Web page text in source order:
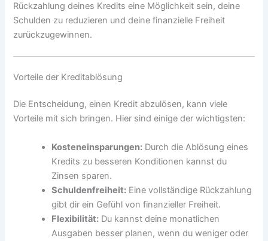
Rückzahlung deines Kredits eine Möglichkeit sein, deine
Schulden zu reduzieren und deine finanzielle Freiheit
zurückzugewinnen.
Vorteile der Kreditablösung
Die Entscheidung, einen Kredit abzulösen, kann viele
Vorteile mit sich bringen. Hier sind einige der wichtigsten:
Kosteneinsparungen: Durch die Ablösung eines
Kredits zu besseren Konditionen kannst du
Zinsen sparen.
Schuldenfreiheit: Eine vollständige Rückzahlung
gibt dir ein Gefühl von finanzieller Freiheit.
Flexibilität: Du kannst deine monatlichen
Ausgaben besser planen, wenn du weniger oder